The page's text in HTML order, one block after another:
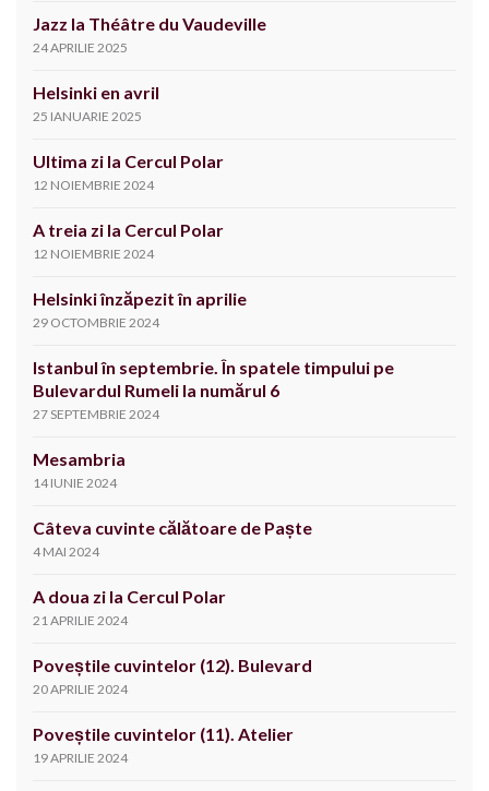
Jazz la Théâtre du Vaudeville
24 APRILIE 2025
Helsinki en avril
25 IANUARIE 2025
Ultima zi la Cercul Polar
12 NOIEMBRIE 2024
A treia zi la Cercul Polar
12 NOIEMBRIE 2024
Helsinki înzăpezit în aprilie
29 OCTOMBRIE 2024
Istanbul în septembrie. În spatele timpului pe
Bulevardul Rumeli la numărul 6
27 SEPTEMBRIE 2024
Mesambria
14 IUNIE 2024
Câteva cuvinte călătoare de Paște
4 MAI 2024
A doua zi la Cercul Polar
21 APRILIE 2024
Poveștile cuvintelor (12). Bulevard
20 APRILIE 2024
Poveștile cuvintelor (11). Atelier
19 APRILIE 2024